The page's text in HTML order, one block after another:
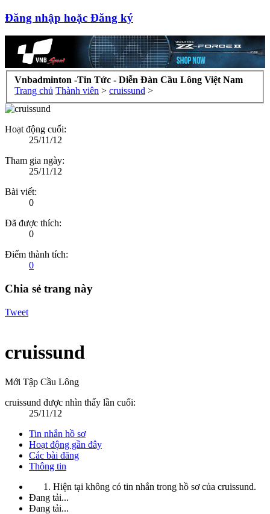
Đăng nhập hoặc Đăng ký
Vnbadminton -Tin Tức - Diễn Đàn Cầu Lông Việt Nam
Trang chủ Thành viên > cruissund >
Hoạt động cuối:
25/11/12
Tham gia ngày:
25/11/12
Bài viết:
0
Đã được thích:
0
Điểm thành tích:
0
Chia sẻ trang này
Tweet
cruissund
Mới Tập Cầu Lông
cruissund được nhìn thấy lần cuối:
25/11/12
Tin nhắn hồ sơ
Hoạt động gần đây
Các bài đăng
Thông tin
Hiện tại không có tin nhắn trong hồ sơ của cruissund.
Đang tải...
Đang tải...